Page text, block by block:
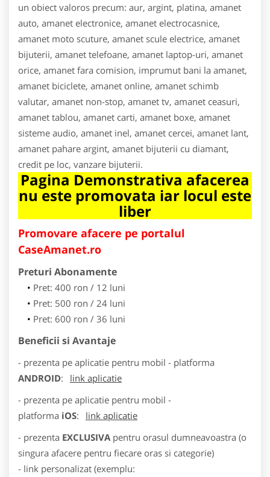
un obiect valoros precum: aur, argint, platina, amanet
auto, amanet electronice, amanet electrocasnice,
amanet moto scuture, amanet scule electrice, amanet
bijuterii, amanet telefoane, amanet laptop-uri, amanet
orice, amanet fara comision, imprumut bani la amanet,
amanet biciclete, amanet online, amanet schimb
valutar, amanet non-stop, amanet tv, amanet ceasuri,
amanet tablou, amanet carti, amanet boxe, amanet
sisteme audio, amanet inel, amanet cercei, amanet lant,
amanet pahare argint, amanet bijuterii cu diamant,
credit pe loc, vanzare bijuterii.
Pagina Demonstrativa afacerea
nu este promovata iar locul este
liber
Promovare afacere pe portalul
CaseAmanet.ro
Preturi Abonamente
Pret: 400 ron / 12 luni
Pret: 500 ron / 24 luni
Pret: 600 ron / 36 luni
Beneficii si Avantaje
- prezenta pe aplicatie pentru mobil - platforma
ANDROID:
link aplicatie
- prezenta pe aplicatie pentru mobil -
platforma iOS:
link aplicatie
- prezenta EXCLUSIVA pentru orasul dumneavoastra (o
singura afacere pentru fiecare oras si categorie)
- link personalizat (exemplu: